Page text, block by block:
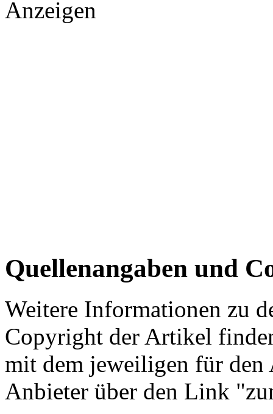
Anzeigen
Quellenangaben und
Weitere Informationen zu
Copyright der Artikel
mit dem jeweiligen für
Anbieter über den Link